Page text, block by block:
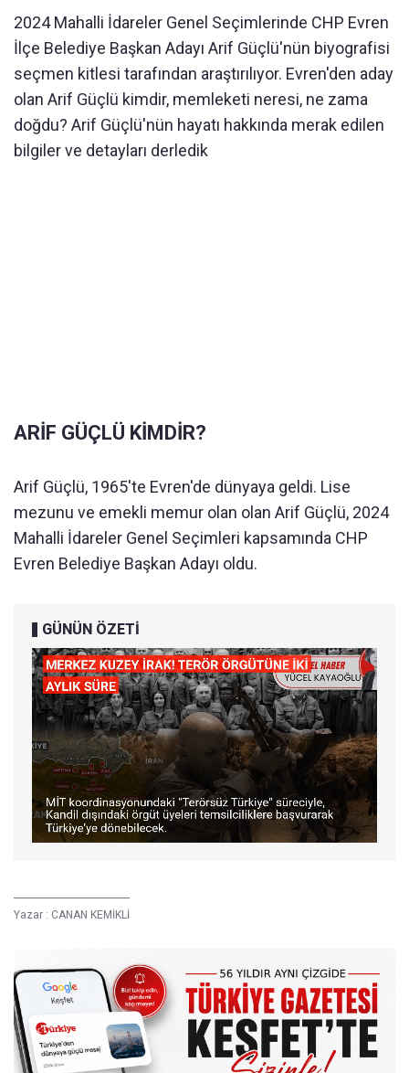
2024 Mahalli İdareler Genel Seçimlerinde CHP Evren
İlçe Belediye Başkan Adayı Arif Güçlü'nün biyografisi
seçmen kitlesi tarafından araştırılıyor. Evren'den aday
olan Arif Güçlü kimdir, memleketi neresi, ne zama
doğdu? Arif Güçlü'nün hayatı hakkında merak edilen
bilgiler ve detayları derledik
ARİF GÜÇLÜ KİMDİR?
Arif Güçlü, 1965'te Evren'de dünyaya geldi. Lise
mezunu ve emekli memur olan olan Arif Güçlü, 2024
Mahalli İdareler Genel Seçimleri kapsamında CHP
Evren Belediye Başkan Adayı oldu.
GÜNÜN ÖZETİ
Yazar : CANAN KEMİKLİ